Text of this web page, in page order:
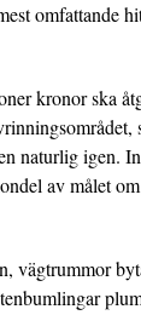
omfattande
kronor ska
naturlig igen.
av målet
vägtrummor